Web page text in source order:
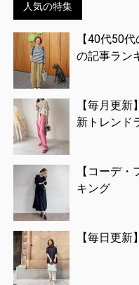
人気の特集
【40代50
の記事ラン
【毎月更
新トレンド
【コーデ
キング
【毎日更